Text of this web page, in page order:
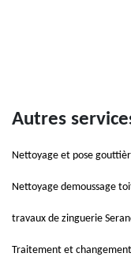
Autres
Nettoyage et pose
Nettoyage demoussage
travaux de zinguerie
Traitement et